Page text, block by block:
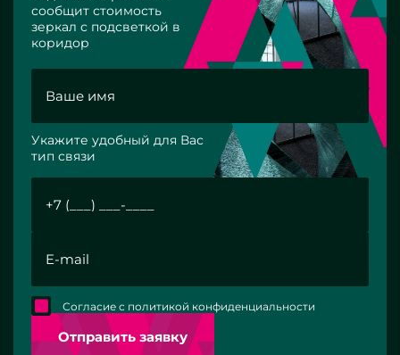
сообщит стоимость
зеркал с подсветкой в
коридор
Укажите удобный для Вас
тип связи
Отправить заявку
Согласие с политикой конфиденциальности